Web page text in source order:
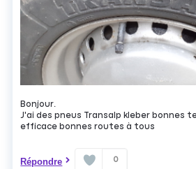
Bonjour.
J'ai des pneus Transalp kleber bonnes
efficace bonnes routes à tous
Répondre 0